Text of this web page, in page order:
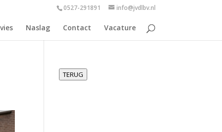
0527-291891 info@jvdlbv.nl
Naslag Contact Vacature
TERUG